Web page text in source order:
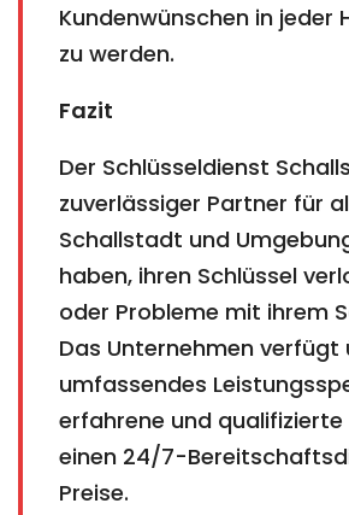
Kundenwünschen in jeder
zu werden.
Fazit
Der Schlüsseldienst
zuverlässiger Partner für
Schallstadt und
haben, ihren Schlüssel
oder Probleme mit ihrem
Das Unternehmen verfügt
umfassendes
erfahrene und
einen 24/7-
Preise.